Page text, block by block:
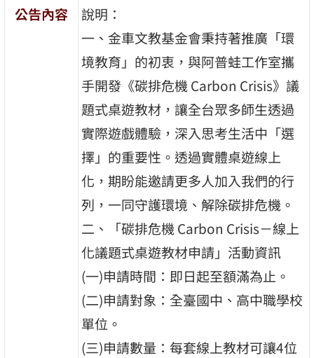
公告內容
說明：
一、金車文教基金會秉持著推廣「環
境教育」的初衷，與阿普蛙工作室攜
手開發《碳排危機 Carbon Crisis》議
題式桌遊教材，讓全台眾多師生透過
實際遊戲體驗，深入思考生活中「選
擇」的重要性。透過實體桌遊線上
化，期盼能邀請更多人加入我們的行
列，一同守護環境、解除碳排危機。
二、「碳排危機 Carbon Crisis－線上
化議題式桌遊教材申請」活動資訊
(一)申請時間：即日起至額滿為止。
(二)申請對象：全臺國中、高中職學校
單位。
(三)申請數量：每套線上教材可讓4位